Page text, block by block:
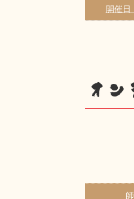
開催日
オン